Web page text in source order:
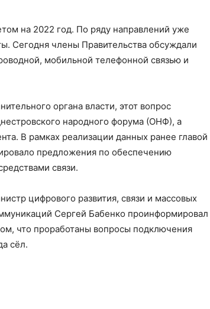
на 2022 год. По ряду направлений уже
Сегодня члены Правительства обсуждали
мобильной телефонной связью и
органа власти, этот вопрос
народного форума (ОНФ), а
В рамках реализации данных ранее главой
предложения по обеспечению
связи.
цифрового развития, связи и массовых
Сергей Бабенко проинформировал
что проработаны вопросы подключения
сёл.